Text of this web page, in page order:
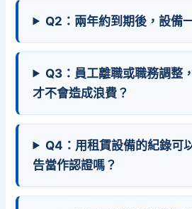
Q2：兩年約到期後，設備
Q3：員工離職或職務調整
才不會造成浪費？
Q4：用租賃設備的紀錄可
告當作認證嗎？